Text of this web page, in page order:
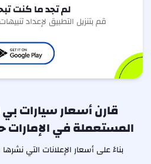
لم تجد ما كنت
قم بتنزيل التطبيق لإعداد
المستعملة في
بناءً على أسعار الإعلانات التي